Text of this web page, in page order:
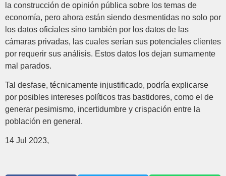
la construcción de opinión pública sobre los temas de
economía, pero ahora están siendo desmentidas no solo por
los datos oficiales sino también por los datos de las
cámaras privadas, las cuales serían sus potenciales clientes
por requerir sus análisis. Estos datos los dejan sumamente
mal parados.
Tal desfase, técnicamente injustificado, podría explicarse
por posibles intereses políticos tras bastidores, como el de
generar pesimismo, incertidumbre y crispación entre la
población en general.
14 Jul 2023,